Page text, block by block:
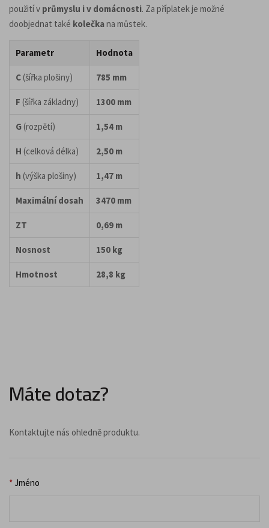
použití v průmyslu i v domácnosti. Za příplatek je možné
doobjednat také kolečkana můstek.
Parametr Hodnota
C (šířka plošiny) 785 mm
F (šířka základny) 1300 mm
G (rozpětí) 1,54 m
H (celková délka) 2,50 m
h (výška plošiny) 1,47 m
Maximální dosah 3470 mm
ZT 0,69 m
Nosnost 150 kg
Hmotnost 28,8 kg
Máte dotaz?
Kontaktujte nás ohledně produktu.
*Jméno